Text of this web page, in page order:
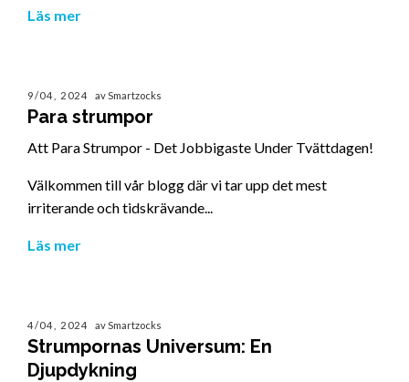
Läs mer
9/04, 2024 av Smartzocks
Para strumpor
Att Para Strumpor - Det Jobbigaste Under Tvättdagen!
Välkommen till vår blogg där vi tar upp det mest
irriterande och tidskrävande...
Läs mer
4/04, 2024 av Smartzocks
Strumpornas Universum: En
Djupdykning